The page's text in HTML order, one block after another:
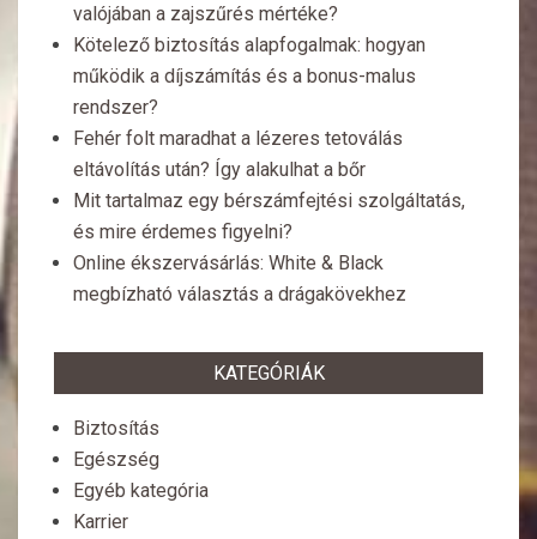
valójában a zajszűrés mértéke?
Kötelező biztosítás alapfogalmak: hogyan
működik a díjszámítás és a bonus-malus
rendszer?
Fehér folt maradhat a lézeres tetoválás
eltávolítás után? Így alakulhat a bőr
Mit tartalmaz egy bérszámfejtési szolgáltatás,
és mire érdemes figyelni?
Online ékszervásárlás: White & Black
megbízható választás a drágakövekhez
KATEGÓRIÁK
Biztosítás
Egészség
Egyéb kategória
Karrier